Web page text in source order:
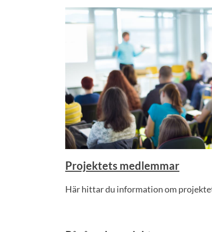
Projektets medlemmar
Här hittar du information om